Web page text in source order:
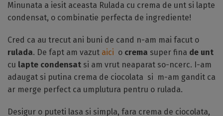
Minunata a iesit aceasta Rulada cu crema de unt si lapte
condensat, o combinatie perfecta de ingrediente!
Cred ca au trecut ani buni de cand n-am mai facut o
rulada. De fapt am vazut aici o crema super fina de unt
cu lapte condensat si am vrut neaparat so-ncerc. I-am
adaugat si putina crema de ciocolata si m-am gandit ca
ar merge perfect ca umplutura pentru o rulada.
Desigur o puteti lasa si simpla, fara crema de ciocolata,